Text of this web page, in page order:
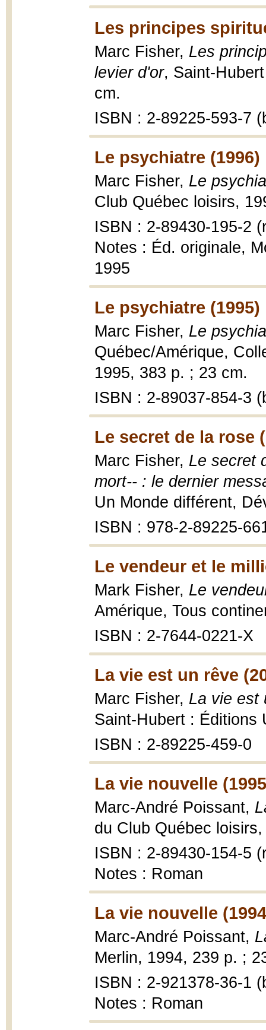
Les principes
Marc Fisher, Les
levier d'or, Saint-
cm.
ISBN : 2-89225-593-7
Le psychiatre (1996)
Marc Fisher, Le
Club Québec loisirs,
ISBN : 2-89430-195-2
Notes : Éd. originale,
1995
Le psychiatre (1995)
Marc Fisher, Le
Québec/Amérique,
1995, 383 p. ; 23 cm.
ISBN : 2-89037-854-3
Le secret de la rose
Marc Fisher, Le secret
mort-- : le dernier
Un Monde différent,
ISBN : 978-2-89225-
Le vendeur et le
Mark Fisher, Le
Amérique, Tous
ISBN : 2-7644-0221-X
La vie est un rêve
Marc Fisher, La vie est
Saint-Hubert : Éditions
ISBN : 2-89225-459-0
La vie nouvelle
Marc-André Poissant,
du Club Québec
ISBN : 2-89430-154-5
Notes : Roman
La vie nouvelle
Marc-André Poissant,
Merlin, 1994, 239 p. ;
ISBN : 2-921378-36-1
Notes : Roman